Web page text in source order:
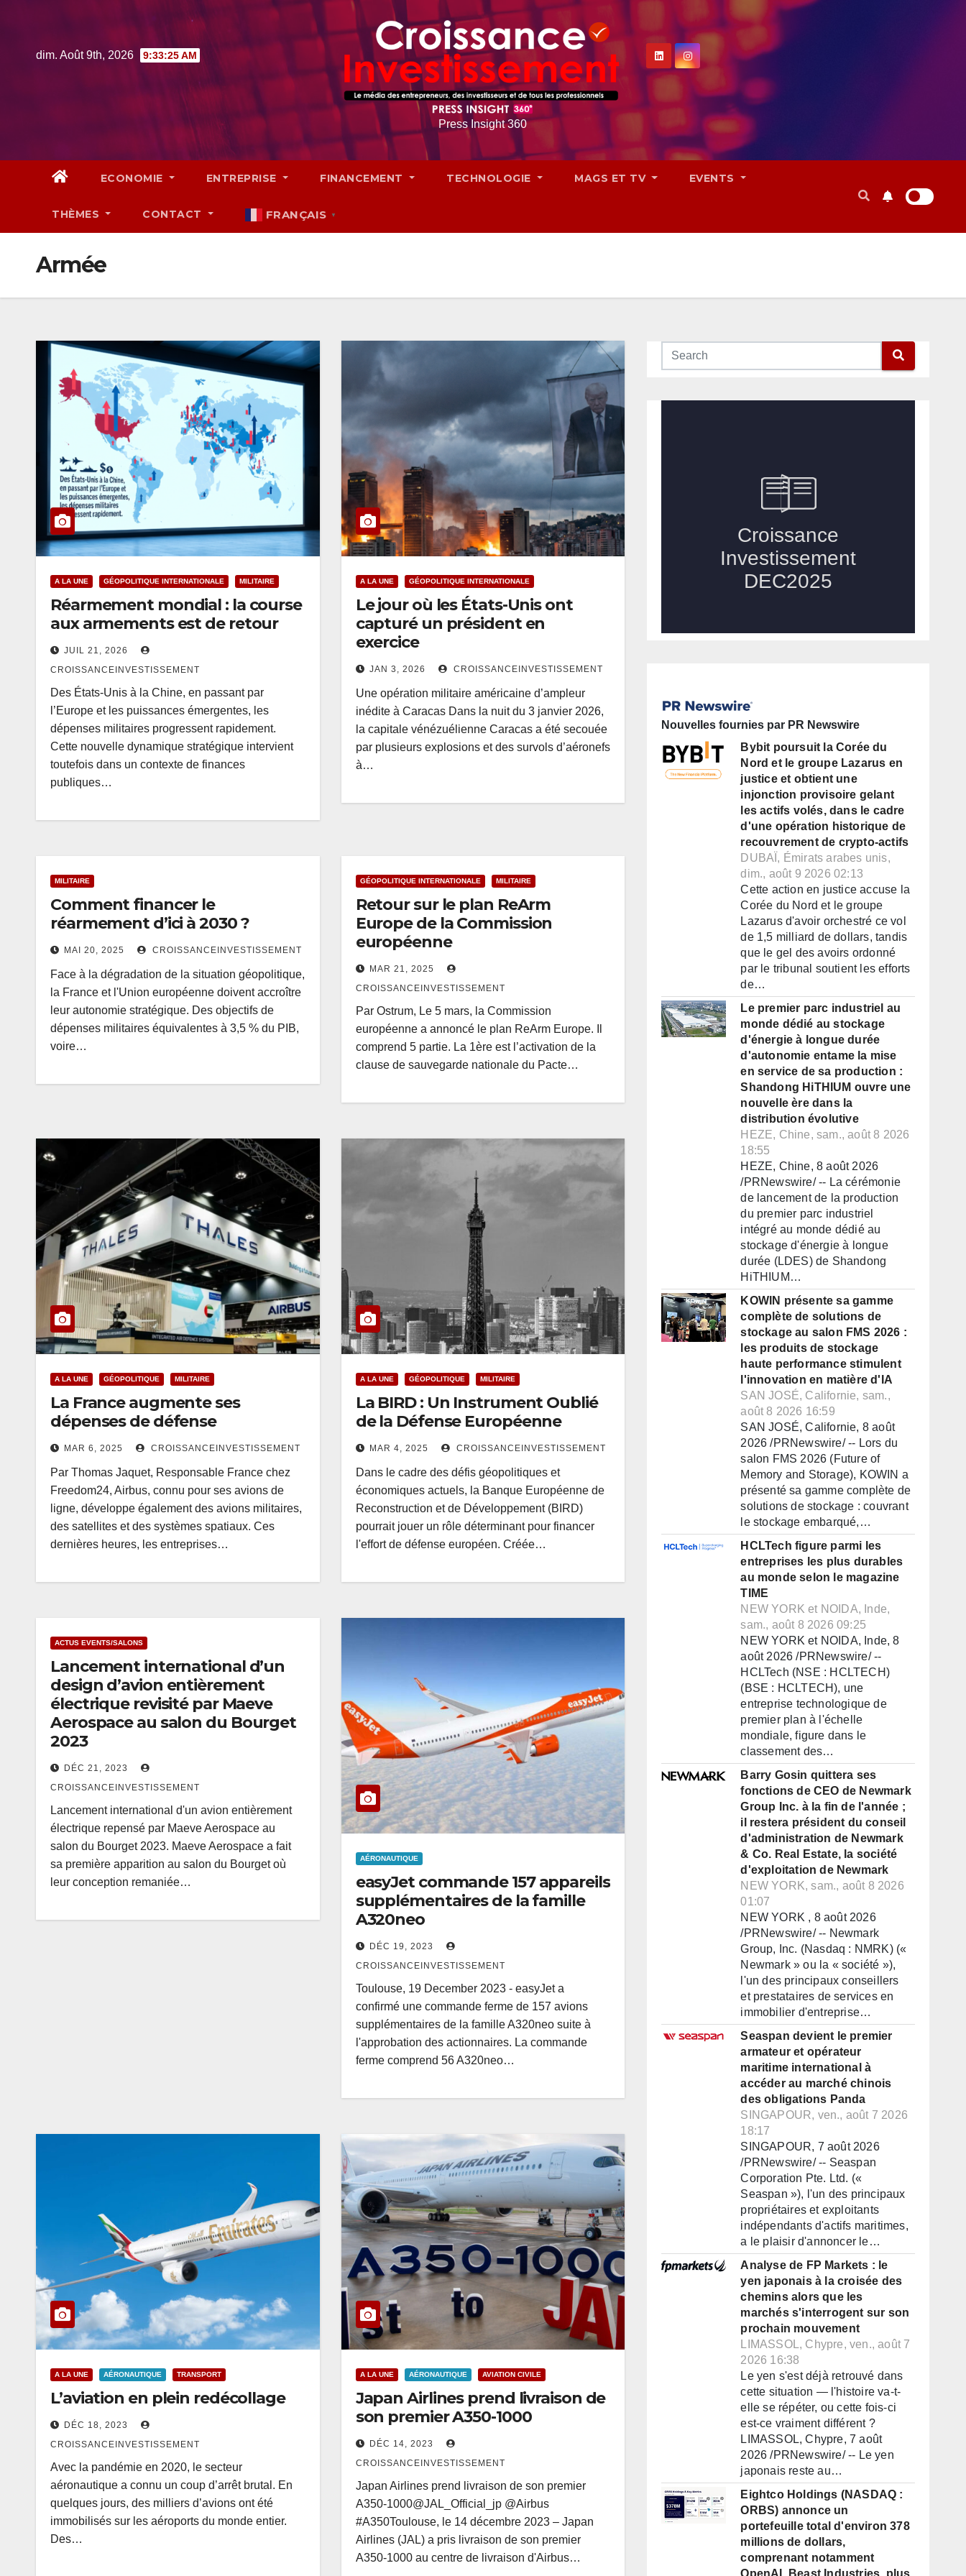
contentdim. Août 9th, 2026 9:33:27 AM
Press Insight 360
ECONOMIE ENTREPRISE FINANCEMENT TECHNOLOGIE MAGS ET TV EVENTS
THÈMES CONTACT FRANÇAIS ▼
Armée
A LA UNE GÉOPOLITIQUE INTERNATIONALE MILITAIRE
Réarmement mondial : la course
aux armements est de retour
JUIL 21, 2026
CROISSANCEINVESTISSEMENT
Des États-Unis à la Chine, en passant par
l’Europe et les puissances émergentes, les
dépenses militaires progressent rapidement.
Cette nouvelle dynamique stratégique intervient
toutefois dans un contexte de finances
publiques…
A LA UNE GÉOPOLITIQUE INTERNATIONALE
Le jour où les États-Unis ont
capturé un président en
exercice
JAN 3, 2026 CROISSANCEINVESTISSEMENT
Une opération militaire américaine d’ampleur
inédite à Caracas Dans la nuit du 3 janvier 2026,
la capitale vénézuélienne Caracas a été secouée
par plusieurs explosions et des survols d’aéronefs
à…
MILITAIRE
Comment financer le
réarmement d’ici à 2030 ?
MAI 20, 2025 CROISSANCEINVESTISSEMENT
Face à la dégradation de la situation géopolitique,
la France et l'Union européenne doivent accroître
leur autonomie stratégique. Des objectifs de
dépenses militaires équivalentes à 3,5 % du PIB,
voire…
GÉOPOLITIQUE INTERNATIONALE MILITAIRE
Retour sur le plan ReArm
Europe de la Commission
européenne
MAR 21, 2025
CROISSANCEINVESTISSEMENT
Par Ostrum, Le 5 mars, la Commission
européenne a annoncé le plan ReArm Europe. Il
comprend 5 partie. La 1ère est l’activation de la
clause de sauvegarde nationale du Pacte…
A LA UNE GÉOPOLITIQUE MILITAIRE
La France augmente ses
dépenses de défense
MAR 6, 2025 CROISSANCEINVESTISSEMENT
Par Thomas Jaquet, Responsable France chez
Freedom24, Airbus, connu pour ses avions de
ligne, développe également des avions militaires,
des satellites et des systèmes spatiaux. Ces
dernières heures, les entreprises…
A LA UNE GÉOPOLITIQUE MILITAIRE
La BIRD : Un Instrument Oublié
de la Défense Européenne
MAR 4, 2025 CROISSANCEINVESTISSEMENT
Dans le cadre des défis géopolitiques et
économiques actuels, la Banque Européenne de
Reconstruction et de Développement (BIRD)
pourrait jouer un rôle déterminant pour financer
l'effort de défense européen. Créée…
ACTUS EVENTS/SALONS
Lancement international d’un
design d’avion entièrement
électrique revisité par Maeve
Aerospace au salon du Bourget
2023
DÉC 21, 2023
CROISSANCEINVESTISSEMENT
Lancement international d'un avion entièrement
électrique repensé par Maeve Aerospace au
salon du Bourget 2023. Maeve Aerospace a fait
sa première apparition au salon du Bourget où
leur conception remaniée…
AÉRONAUTIQUE
easyJet commande 157 appareils
supplémentaires de la famille
A320neo
DÉC 19, 2023
CROISSANCEINVESTISSEMENT
Toulouse, 19 December 2023 - easyJet a
confirmé une commande ferme de 157 avions
supplémentaires de la famille A320neo suite à
l'approbation des actionnaires. La commande
ferme comprend 56 A320neo…
A LA UNE AÉRONAUTIQUE TRANSPORT
L’aviation en plein redécollage
DÉC 18, 2023
CROISSANCEINVESTISSEMENT
Avec la pandémie en 2020, le secteur
aéronautique a connu un coup d’arrêt brutal. En
quelques jours, des milliers d’avions ont été
immobilisés sur les aéroports du monde entier.
Des…
A LA UNE AÉRONAUTIQUE AVIATION CIVILE
Japan Airlines prend livraison de
son premier A350-1000
DÉC 14, 2023
CROISSANCEINVESTISSEMENT
Japan Airlines prend livraison de son premier
A350-1000@JAL_Official_jp @Airbus
#A350Toulouse, le 14 décembre 2023 – Japan
Airlines (JAL) a pris livraison de son premier
A350-1000 au centre de livraison d'Airbus…
Nouvelles fournies par PR Newswire
Bybit poursuit la Corée du
Nord et le groupe Lazarus en
justice et obtient une
injonction provisoire gelant
les actifs volés, dans le cadre
d'une opération historique de
recouvrement de crypto-actifs
DUBAÏ, Émirats arabes unis,
dim., août 9 2026 02:13
Cette action en justice accuse la
Corée du Nord et le groupe
Lazarus d'avoir orchestré ce vol
de 1,5 milliard de dollars, tandis
que le gel des avoirs ordonné
par le tribunal soutient les efforts
de…
Le premier parc industriel au
monde dédié au stockage
d'énergie à longue durée
d'autonomie entame la mise
en service de sa production :
Shandong HiTHIUM ouvre une
nouvelle ère dans la
distribution évolutive
HEZE, Chine, sam., août 8 2026
18:55
HEZE, Chine, 8 août 2026
/PRNewswire/ -- La cérémonie
de lancement de la production
du premier parc industriel
intégré au monde dédié au
stockage d'énergie à longue
durée (LDES) de Shandong
HiTHIUM…
KOWIN présente sa gamme
complète de solutions de
stockage au salon FMS 2026 :
les produits de stockage
haute performance stimulent
l'innovation en matière d'IA
SAN JOSÉ, Californie, sam.,
août 8 2026 16:59
SAN JOSÉ, Californie, 8 août
2026 /PRNewswire/ -- Lors du
salon FMS 2026 (Future of
Memory and Storage), KOWIN a
présenté sa gamme complète de
solutions de stockage : couvrant
le stockage embarqué,…
HCLTech figure parmi les
entreprises les plus durables
au monde selon le magazine
TIME
NEW YORK et NOIDA, Inde,
sam., août 8 2026 09:25
NEW YORK et NOIDA, Inde, 8
août 2026 /PRNewswire/ --
HCLTech (NSE : HCLTECH)
(BSE : HCLTECH), une
entreprise technologique de
premier plan à l'échelle
mondiale, figure dans le
classement des…
Barry Gosin quittera ses
fonctions de CEO de Newmark
Group Inc. à la fin de l'année ;
il restera président du conseil
d'administration de Newmark
& Co. Real Estate, la société
d'exploitation de Newmark
NEW YORK, sam., août 8 2026
01:07
NEW YORK , 8 août 2026
/PRNewswire/ -- Newmark
Group, Inc. (Nasdaq : NMRK) («
Newmark » ou la « société »),
l'un des principaux conseillers
et prestataires de services en
immobilier d'entreprise…
Seaspan devient le premier
armateur et opérateur
maritime international à
accéder au marché chinois
des obligations Panda
SINGAPOUR, ven., août 7 2026
18:17
SINGAPOUR, 7 août 2026
/PRNewswire/ -- Seaspan
Corporation Pte. Ltd. («
Seaspan »), l'un des principaux
propriétaires et exploitants
indépendants d'actifs maritimes,
a le plaisir d'annoncer le…
Analyse de FP Markets : le
yen japonais à la croisée des
chemins alors que les
marchés s'interrogent sur son
prochain mouvement
LIMASSOL, Chypre, ven., août 7
2026 16:38
Le yen s'est déjà retrouvé dans
cette situation — l'histoire va-t-
elle se répéter, ou cette fois-ci
est-ce vraiment différent ?
LIMASSOL, Chypre, 7 août
2026 /PRNewswire/ -- Le yen
japonais reste au…
Eightco Holdings (NASDAQ :
ORBS) annonce un
portefeuille total d'environ 378
millions de dollars,
comprenant notamment
OpenAI, Beast Industries, plus